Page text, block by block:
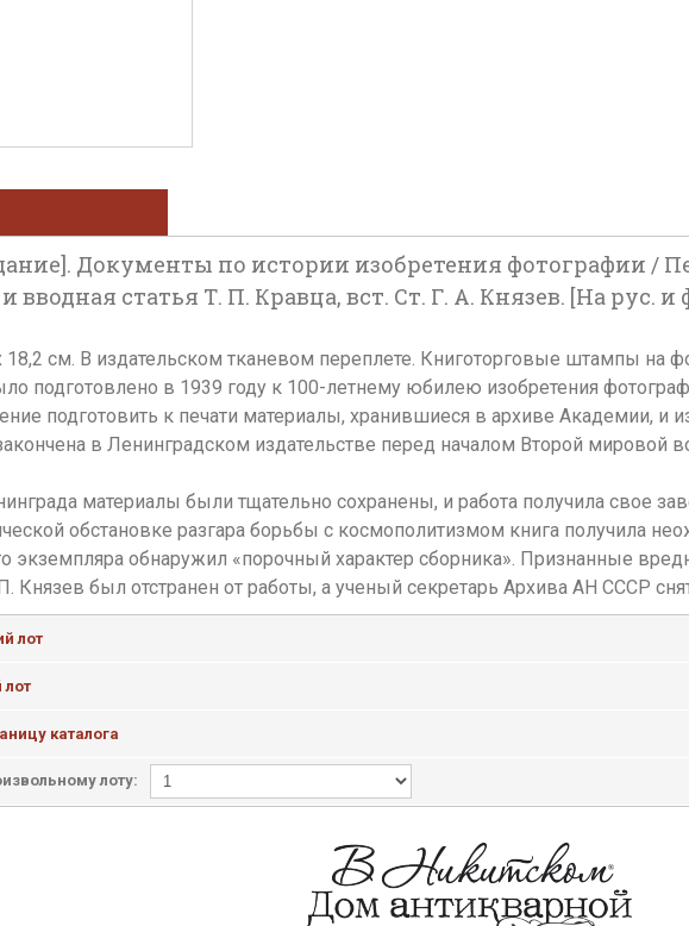
Документы по истории изобретения фотографии /
вводная статья Т. П. Кравца, вст. Ст. Г. А. Князев. [На рус.
18,2 см. В издательском тканевом переплете. Книготорговые штампы на
подготовлено в 1939 году к 100-летнему юбилею изобретения
подготовить к печати материалы, хранившиеся в архиве Академии, и
в Ленинградском издательстве перед началом Второй
материалы были тщательно сохранены, и работа получила свое
обстановке разгара борьбы с космополитизмом книга получила
экземпляра обнаружил «порочный характер сборника». Признанные
Князев был отстранен от работы, а ученый секретарь Архива АН СССР
лот
каталога
лоту: